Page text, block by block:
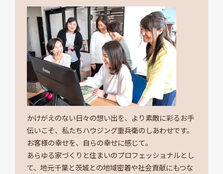
かけがえのない日々の想い出を、より素敵に彩るお手
伝いこそ、私たちハウジング重兵衛のしあわせです。
お客様の幸せを、自らの幸せに感じて。
あらゆる家づくりと住まいのプロフェッショナルとし
て、地元千葉と茨城との地域密着や社会貢献にもつな